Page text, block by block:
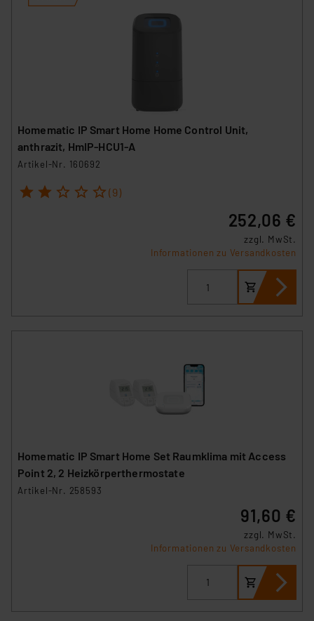
Homematic IP Smart Home Home Control Unit,
anthrazit, HmIP-HCU1-A
Artikel-Nr. 160692
1 2 3 4 5 (9)
252,06 €
zzgl. MwSt.
Informationen zu Versandkosten
Homematic IP Smart Home Set Raumklima mit Access
Point 2, 2 Heizkörperthermostate
Artikel-Nr. 258593
91,60 €
zzgl. MwSt.
Informationen zu Versandkosten